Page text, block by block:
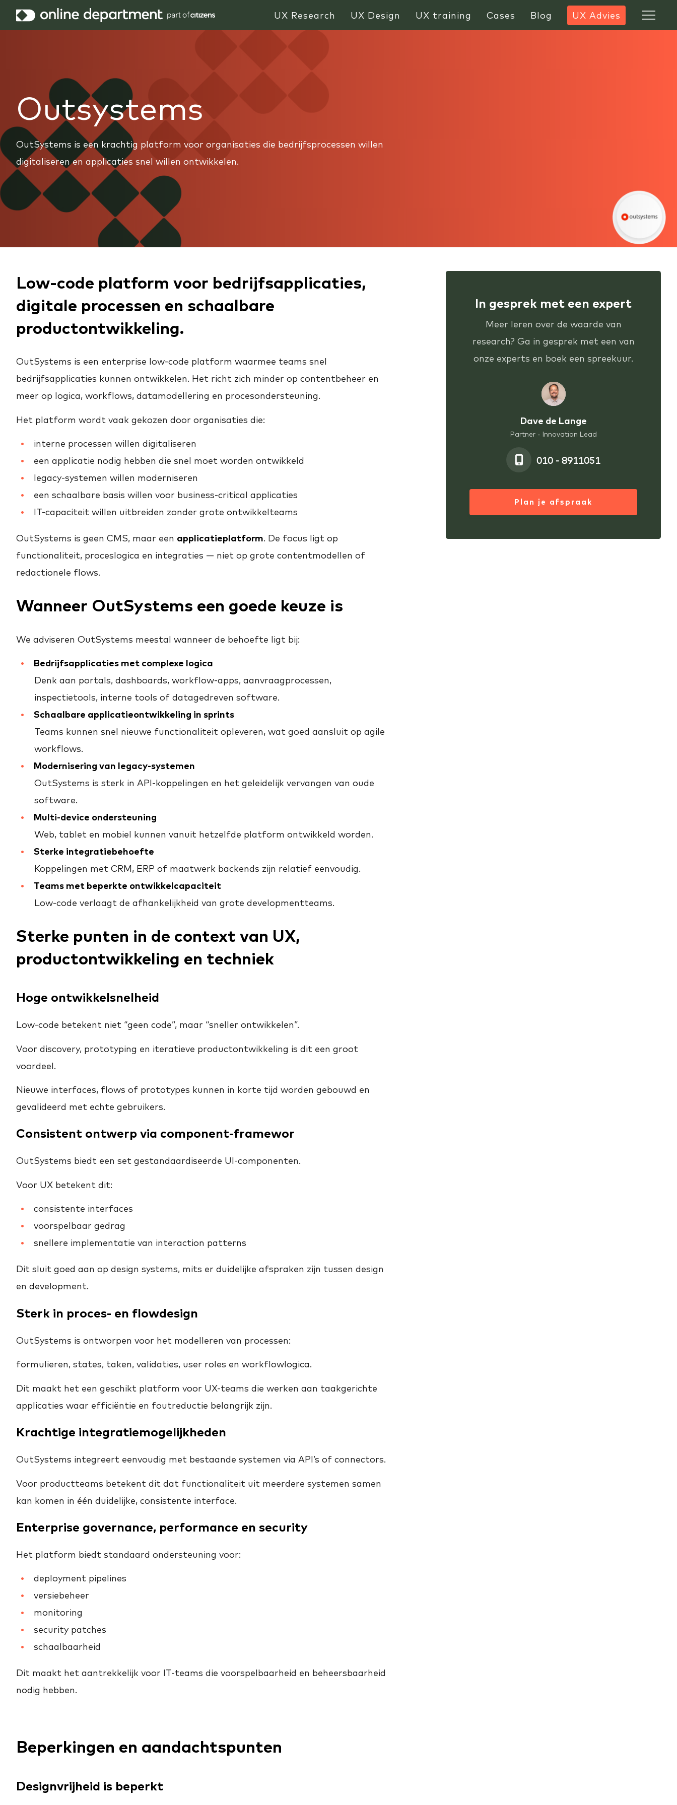
UX Research UX Design UX training Cases Blog UX Advies
Outsystems
OutSystems is een krachtig platform voor organisaties die bedrijfsprocessen willen
digitaliseren en applicaties snel willen ontwikkelen.
Low-code platform voor bedrijfsapplicaties,
digitale processen en schaalbare
productontwikkeling.
OutSystems is een enterprise low-code platform waarmee teams snel
bedrijfsapplicaties kunnen ontwikkelen. Het richt zich minder op contentbeheer en
meer op logica, workflows, datamodellering en procesondersteuning.
Het platform wordt vaak gekozen door organisaties die:
interne processen willen digitaliseren
een applicatie nodig hebben die snel moet worden ontwikkeld
legacy-systemen willen moderniseren
een schaalbare basis willen voor business-critical applicaties
IT-capaciteit willen uitbreiden zonder grote ontwikkelteams
OutSystems is geen CMS, maar een applicatieplatform. De focus ligt op
functionaliteit, proceslogica en integraties — niet op grote contentmodellen of
redactionele flows.
Wanneer OutSystems een goede keuze is
We adviseren OutSystems meestal wanneer de behoefte ligt bij:
Bedrijfsapplicaties met complexe logica
Denk aan portals, dashboards, workflow-apps, aanvraagprocessen,
inspectietools, interne tools of datagedreven software.
Schaalbare applicatieontwikkeling in sprints
Teams kunnen snel nieuwe functionaliteit opleveren, wat goed aansluit op agile
workflows.
Modernisering van legacy-systemen
OutSystems is sterk in API-koppelingen en het geleidelijk vervangen van oude
software.
Multi-device ondersteuning
Web, tablet en mobiel kunnen vanuit hetzelfde platform ontwikkeld worden.
Sterke integratiebehoefte
Koppelingen met CRM, ERP of maatwerk backends zijn relatief eenvoudig.
Teams met beperkte ontwikkelcapaciteit
Low-code verlaagt de afhankelijkheid van grote developmentteams.
Sterke punten in de context van UX,
productontwikkeling en techniek
Hoge ontwikkelsnelheid
Low-code betekent niet “geen code”, maar “sneller ontwikkelen”.
Voor discovery, prototyping en iteratieve productontwikkeling is dit een groot
voordeel.
Nieuwe interfaces, flows of prototypes kunnen in korte tijd worden gebouwd en
gevalideerd met echte gebruikers.
Consistent ontwerp via component-framewor
OutSystems biedt een set gestandaardiseerde UI-componenten.
Voor UX betekent dit:
consistente interfaces
voorspelbaar gedrag
snellere implementatie van interaction patterns
Dit sluit goed aan op design systems, mits er duidelijke afspraken zijn tussen design
en development.
Sterk in proces- en flowdesign
OutSystems is ontworpen voor het modelleren van processen:
formulieren, states, taken, validaties, user roles en workflowlogica.
Dit maakt het een geschikt platform voor UX-teams die werken aan taakgerichte
applicaties waar efficiëntie en foutreductie belangrijk zijn.
Krachtige integratiemogelijkheden
OutSystems integreert eenvoudig met bestaande systemen via API’s of connectors.
Voor productteams betekent dit dat functionaliteit uit meerdere systemen samen
kan komen in één duidelijke, consistente interface.
Enterprise governance, performance en security
Het platform biedt standaard ondersteuning voor:
deployment pipelines
versiebeheer
monitoring
security patches
schaalbaarheid
Dit maakt het aantrekkelijk voor IT-teams die voorspelbaarheid en beheersbaarheid
nodig hebben.
Beperkingen en aandachtspunten
Designvrijheid is beperkt
In gesprek met een expert
Meer leren over de waarde van
research? Ga in gesprek met een van
onze experts en boek een spreekuur.
Dave de Lange
Partner - Innovation Lead
010 - 8911051
Plan je afspraak